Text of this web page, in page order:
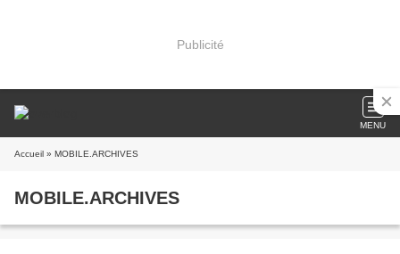
Publicité
MENU
Accueil » MOBILE.ARCHIVES
MOBILE.ARCHIVES